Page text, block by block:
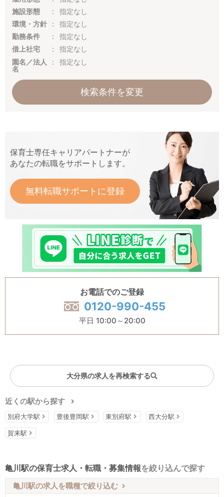
施設形態
指定なし
環境・方針
指定なし
勤務条件
指定なし
借上社宅
指定なし
園名／法人
名
指定なし
検索条件を変更
保育士専任キャリアパートナーが
あなたの転職をサポートします。
無料転職サポートに登録
お電話でのご登録
0120-990-455
平日 10:00～20:00
大分県の求人を再検索する
近くの駅から探す
別府大学駅 豊後豊岡駅 東別府駅 西大分駅
賀来駅
亀川駅の保育士求人・転職・募集情報を絞り込んで探す
亀川駅の求人を職種で絞り込む